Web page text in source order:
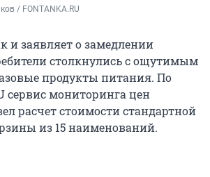
/ FONTANKA.RU
и заявляет о замедлении
столкнулись с ощутимым
продукты питания. По
сервис мониторинга цен
расчет стоимости стандартной
из 15 наименований.